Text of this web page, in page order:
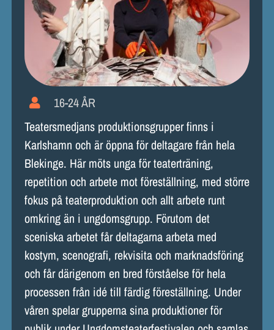
16-24 ÅR
Teatersmedjans produktionsgrupper finns i
Karlshamn och är öppna för deltagare från hela
Blekinge. Här möts unga för teaterträning,
repetition och arbete mot föreställning, med större
fokus på teaterproduktion och allt arbete runt
omkring än i ungdomsgrupp. Förutom det
sceniska arbetet får deltagarna arbeta med
kostym, scenografi, rekvisita och marknadsföring
och får därigenom en bred förståelse för hela
processen från idé till färdig föreställning. Under
våren spelar grupperna sina produktioner för